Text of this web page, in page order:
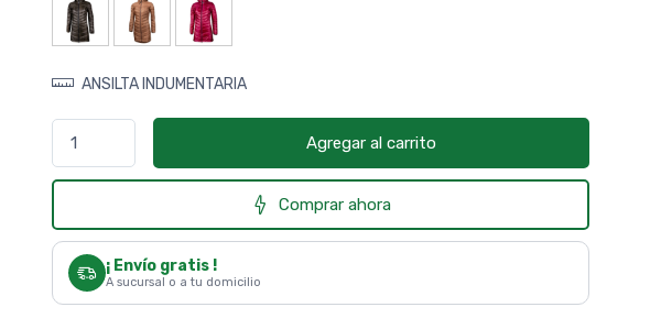
ANSILTA INDUMENTARIA
Agregar al carrito
Comprar ahora
¡ Envío gratis !
A sucursal o a tu domicilio